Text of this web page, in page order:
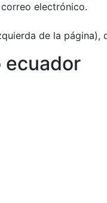
electrónico.
de la
ecuador